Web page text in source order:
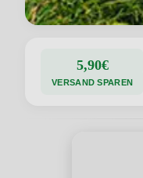
5,90€
VERSAND SPAREN